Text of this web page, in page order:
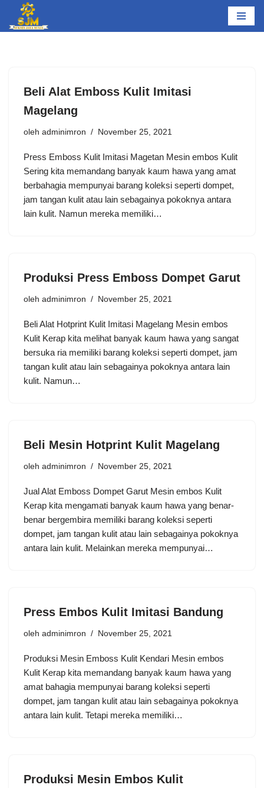
Lompat
Beli Alat Emboss Kulit Imitasi
Magelang
oleh adminimron November 25, 2021
Press Emboss Kulit Imitasi Magetan Mesin embos Kulit
Sering kita memandang banyak kaum hawa yang amat
berbahagia mempunyai barang koleksi seperti dompet,
jam tangan kulit atau lain sebagainya pokoknya antara
lain kulit. Namun mereka memiliki…
Produksi Press Emboss Dompet Garut
oleh adminimron November 25, 2021
Beli Alat Hotprint Kulit Imitasi Magelang Mesin embos
Kulit Kerap kita melihat banyak kaum hawa yang sangat
bersuka ria memiliki barang koleksi seperti dompet, jam
tangan kulit atau lain sebagainya pokoknya antara lain
kulit. Namun…
Beli Mesin Hotprint Kulit Magelang
oleh adminimron November 25, 2021
Jual Alat Emboss Dompet Garut Mesin embos Kulit
Kerap kita mengamati banyak kaum hawa yang benar-
benar bergembira memiliki barang koleksi seperti
dompet, jam tangan kulit atau lain sebagainya pokoknya
antara lain kulit. Melainkan mereka mempunyai…
Press Embos Kulit Imitasi Bandung
oleh adminimron November 25, 2021
Produksi Mesin Emboss Kulit Kendari Mesin embos
Kulit Kerap kita memandang banyak kaum hawa yang
amat bahagia mempunyai barang koleksi seperti
dompet, jam tangan kulit atau lain sebagainya pokoknya
antara lain kulit. Tetapi mereka memiliki…
Produksi Mesin Embos Kulit